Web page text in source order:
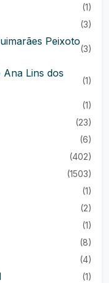
(1)
(3)
Peixoto
(3)
Lins dos
(1)
(1)
(23)
(6)
(402)
(1503)
(1)
(2)
(1)
(8)
(4)
(1)